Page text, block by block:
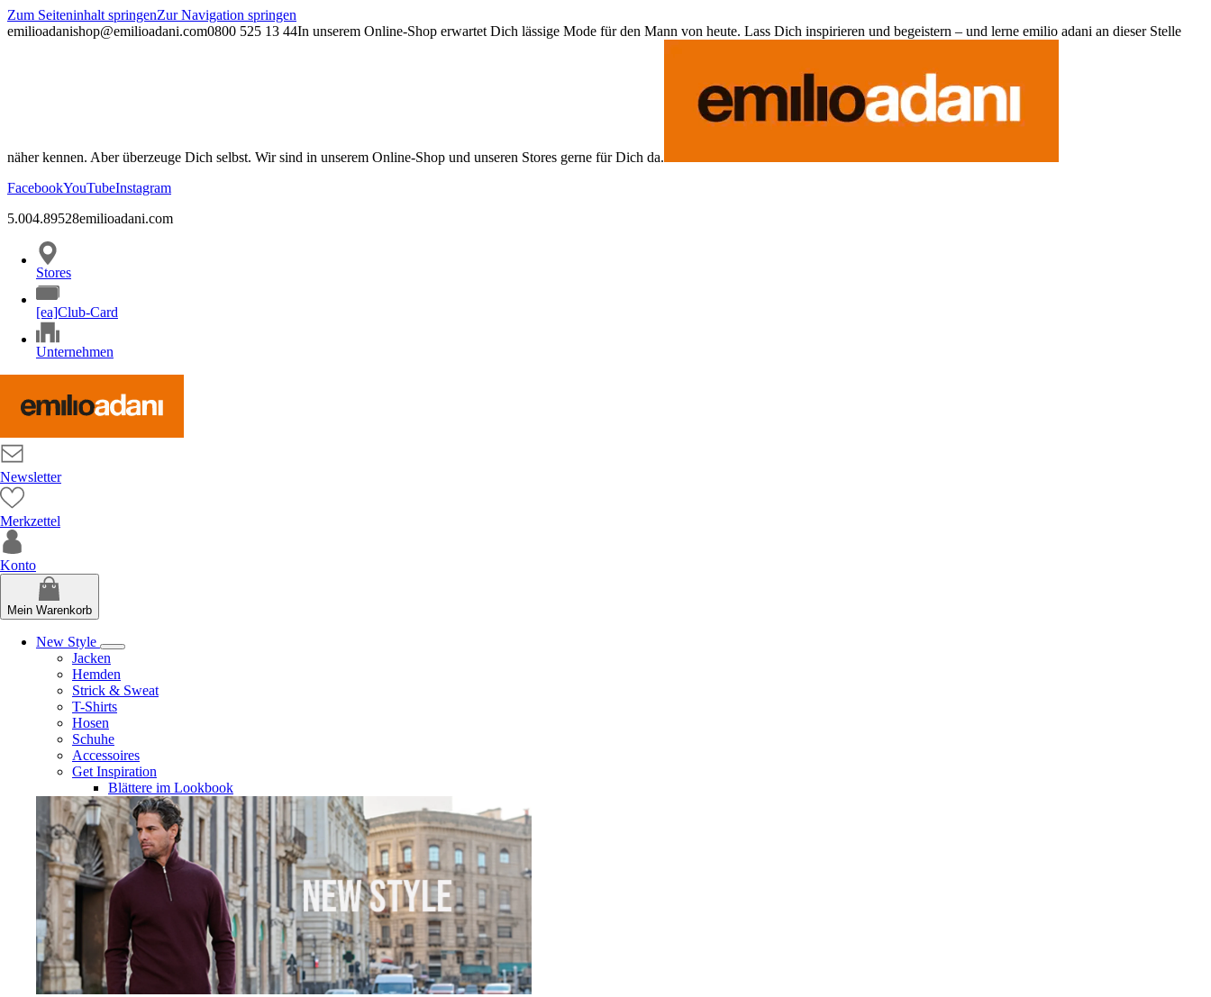
Zum Seiteninhalt springenZur Navigation springen
emilioadanishop@emilioadani.com0800 525 13 44In unserem Online-Shop erwartet Dich lässige Mode für den Mann von heute. Lass Dich inspirieren und begeistern – und lerne emilio adani an dieser Stelle
näher kennen. Aber überzeuge Dich selbst. Wir sind in unserem Online-Shop und unseren Stores gerne für Dich da.
FacebookYouTubeInstagram
5.004.89528emilioadani.com
Stores
[ea]Club-Card
Unternehmen
Newsletter
Merkzettel
Konto
Mein Warenkorb
New Style
Jacken
Hemden
Strick & Sweat
T-Shirts
Hosen
Schuhe
Accessoires
Get Inspiration
Blättere im Lookbook